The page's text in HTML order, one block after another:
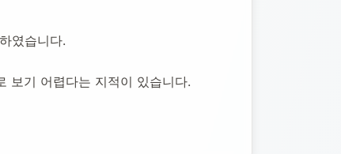
였습니다.
보기 어렵다는 지적이 있습니다.